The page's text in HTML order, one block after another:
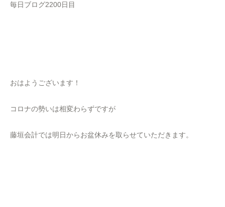
毎日ブログ2200日目
おはようございます！
コロナの勢いは相変わらずですが
藤垣会計では明日からお盆休みを取らせていただきます。